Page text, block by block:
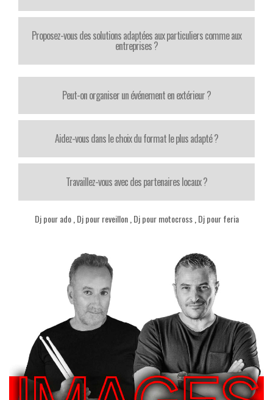
Proposez-vous des solutions adaptées aux particuliers comme aux
entreprises ?
Peut-on organiser un événement en extérieur ?
Aidez-vous dans le choix du format le plus adapté ?
Travaillez-vous avec des partenaires locaux ?
Dj pour ado, Dj pour reveillon, Dj pour motocross, Dj pour feria